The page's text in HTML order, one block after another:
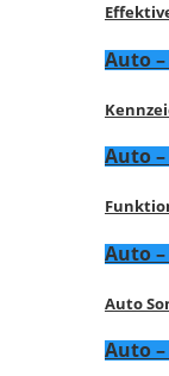
Auto –
Auto –
Auto –
Auto
Auto –